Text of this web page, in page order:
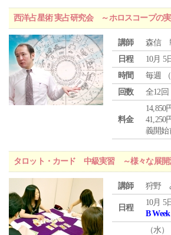
西洋占星術 実占研究会 ～ホロスコープの
講師
森信
日程
10月 5
時間
毎週 （
回数
全12回
料金
14,850
41,250
義開始
タロット・カード 中級実習 ～様々な展開
講師 狩野
日程
10月 5
B Week
（水）